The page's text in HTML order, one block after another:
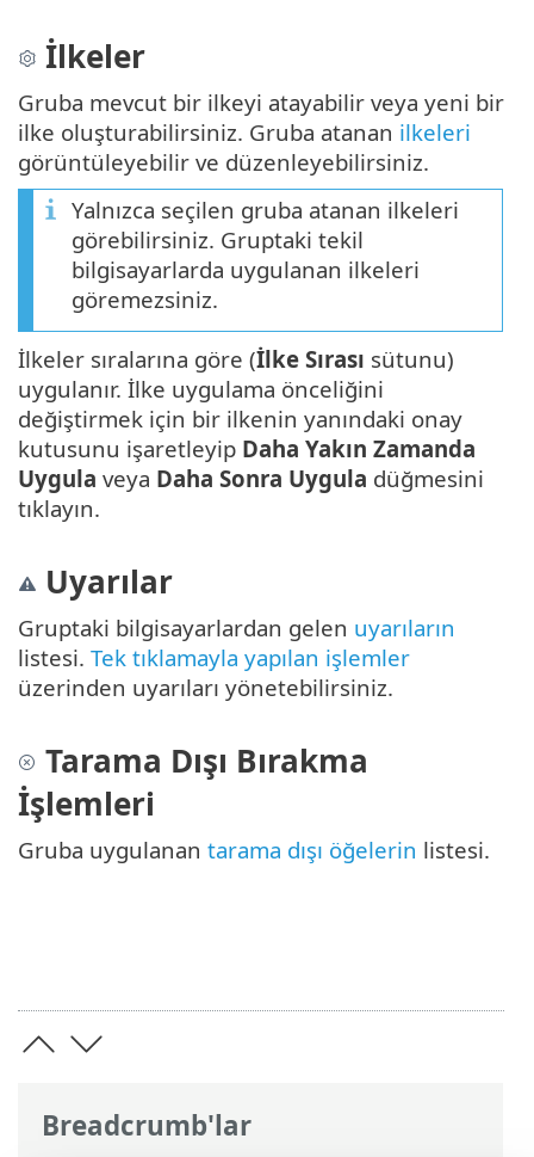
Breadcrumb'lar
İlkeler
Gruba mevcut bir ilkeyi atayabilir veya yeni bir
ilke oluşturabilirsiniz. Gruba atanan ilkeleri
görüntüleyebilir ve düzenleyebilirsiniz.
Yalnızca seçilen gruba atanan ilkeleri
görebilirsiniz. Gruptaki tekil
bilgisayarlarda uygulanan ilkeleri
göremezsiniz.
İlkeler sıralarına göre (İlke Sırası sütunu)
uygulanır. İlke uygulama önceliğini
değiştirmek için bir ilkenin yanındaki onay
kutusunu işaretleyip Daha Yakın Zamanda
Uygula veya Daha Sonra Uygula düğmesini
tıklayın.
Uyarılar
Gruptaki bilgisayarlardan gelen uyarıların
listesi. Tek tıklamayla yapılan işlemler
üzerinden uyarıları yönetebilirsiniz.
Tarama Dışı Bırakma
İşlemleri
Gruba uygulanan tarama dışı öğelerin listesi.